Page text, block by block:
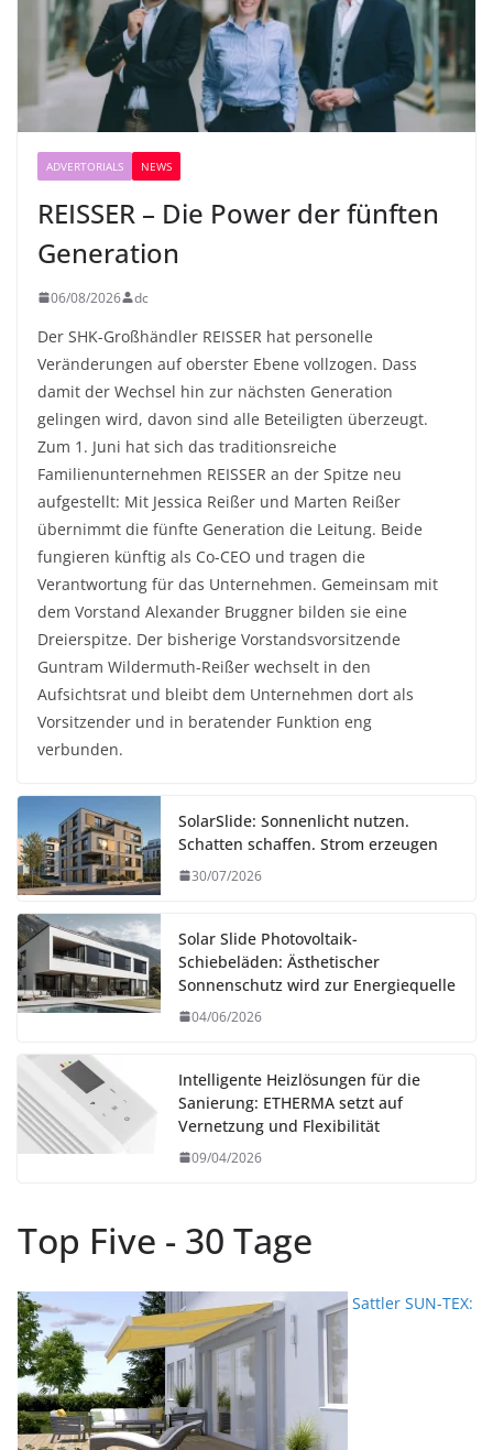
ADVERTORIALS NEWS
REISSER – Die Power der fünften
Generation
06/08/2026 dc
Der SHK-Großhändler REISSER hat personelle
Veränderungen auf oberster Ebene vollzogen. Dass
damit der Wechsel hin zur nächsten Generation
gelingen wird, davon sind alle Beteiligten überzeugt.
Zum 1. Juni hat sich das traditionsreiche
Familienunternehmen REISSER an der Spitze neu
aufgestellt: Mit Jessica Reißer und Marten Reißer
übernimmt die fünfte Generation die Leitung. Beide
fungieren künftig als Co-CEO und tragen die
Verantwortung für das Unternehmen. Gemeinsam mit
dem Vorstand Alexander Bruggner bilden sie eine
Dreierspitze. Der bisherige Vorstandsvorsitzende
Guntram Wildermuth-Reißer wechselt in den
Aufsichtsrat und bleibt dem Unternehmen dort als
Vorsitzender und in beratender Funktion eng
verbunden.
SolarSlide: Sonnenlicht nutzen.
Schatten schaffen. Strom erzeugen
30/07/2026
Solar Slide Photovoltaik-
Schiebeläden: Ästhetischer
Sonnenschutz wird zur Energiequelle
04/06/2026
Intelligente Heizlösungen für die
Sanierung: ETHERMA setzt auf
Vernetzung und Flexibilität
09/04/2026
Top Five - 30 Tage
Sattler SUN-TEX: